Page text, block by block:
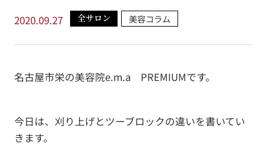
2020.09.27 全サロン 美容コラム
名古屋市栄の美容院e.m.a PREMIUMです。
今日は、刈り上げとツーブロックの違いを書いてい
きます。